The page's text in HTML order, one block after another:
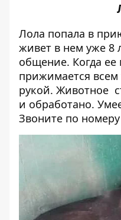
Лола попала в
живет в нем уже 8
общение. Когда ее
прижимается
рукой. Животное
и обработано.
Звоните по номеру